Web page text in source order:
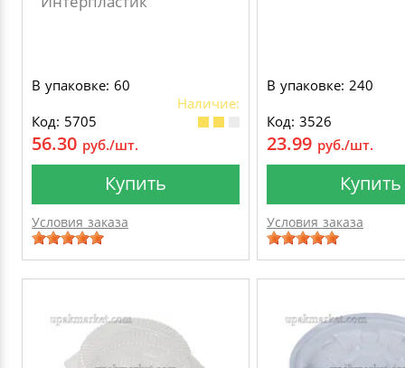
В упаковке: 60
Наличие:
Код: 5705
56.30 руб./шт.
Купить
Условия заказа
В упаковке: 240
Код: 3526
23.99 руб./шт.
Купить
Условия заказа